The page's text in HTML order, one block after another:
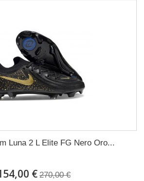
Luna 2 L Elite FG Nero Oro...
€ 270,00 €